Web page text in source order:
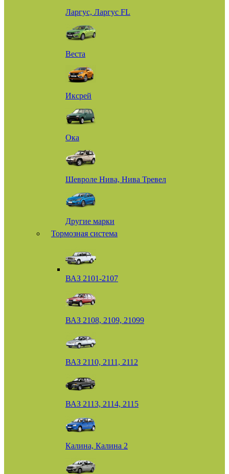
Ларгус, Ларгус FL
Веста
Иксрей
Ока
Шевроле Нива, Нива Тревел
Другие марки
Тормозная система
ВАЗ 2101-2107
ВАЗ 2108, 2109, 21099
ВАЗ 2110, 2111, 2112
ВАЗ 2113, 2114, 2115
Калина, Калина 2